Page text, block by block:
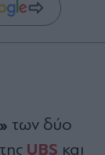
των δύο
UBS και